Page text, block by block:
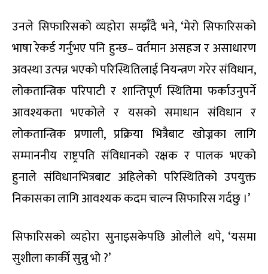
उनले सिफारिसको व्यहोरा सम्झँदै भने, ‘मेरो सिफारिसको
भाषा रेकर्ड गर्नुभए पनि हुन्छ– वर्तमान असहज र असाधारण
अवस्था उत्पन्न भएको परिस्थितिलाई नियन्त्रण गरेर संविधान,
लोकतान्त्रिक परिपाटी र शान्तिपूर्ण स्थितिमा फर्काउनुपर्ने
आवश्यकता भएकोले र यसको समाधान संविधान र
लोकतान्त्रिक प्रणाली, प्रक्रिया भित्रैबाट खोज्नका लागि
सम्माननीय राष्ट्रपति संविधानको रक्षक र पालक भएको
हुनाले संविधानभित्रबाट अहिलेको परिस्थितिको उपयुक्त
निकासका लागि आवश्यक कदम चाल्न सिफारिस गर्दछु ।’
सिफारिसको व्यहोरा सुनाइसकेपछि ओलीले थपे, ‘यसमा
सुशीला कार्की सुन्नु भो ?’